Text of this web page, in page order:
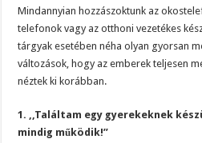
Mindannyian hozzászoktunk az
telefonok vagy az otthoni vezetékes
tárgyak esetében néha olyan gyorsan
változások, hogy az emberek teljesen
néztek ki korábban.
1. ,,Találtam egy gyerekeknek
mindig működik!”